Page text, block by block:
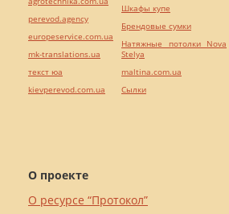
О проекте
О ресурсе “Протокол”
perevod.agency
europeservice.com.ua
mk-translations.ua
текст юа
kievperevod.com.ua
Шкафы купе
Брендовые сумки
Натяжные потолки Nova
Stelya
maltina.com.ua
Cылки